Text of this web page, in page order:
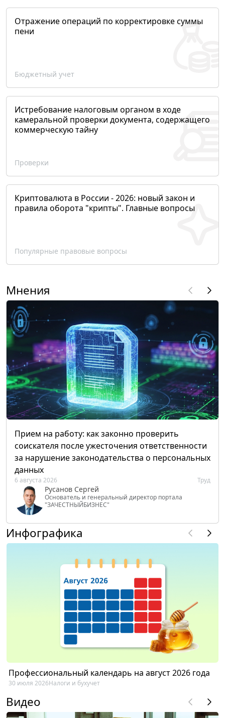
Отражение операций по корректировке суммы
пени
Бюджетный учет
Истребование налоговым органом в ходе
камеральной проверки документа, содержащего
коммерческую тайну
Проверки
Криптовалюта в России - 2026: новый закон и
правила оборота "крипты". Главные вопросы
Популярные правовые вопросы
Мнения
Прием на работу: как законно проверить
соискателя после ужесточения ответственности
за нарушение законодательства о персональных
данных
6 августа 2026 Труд
Русанов Сергей
Основатель и генеральный директор портала
"ЗАЧЕСТНЫЙБИЗНЕС"
Инфографика
Профессиональный календарь на август 2026 года
30 июля 2026Налоги и бухучет
Видео